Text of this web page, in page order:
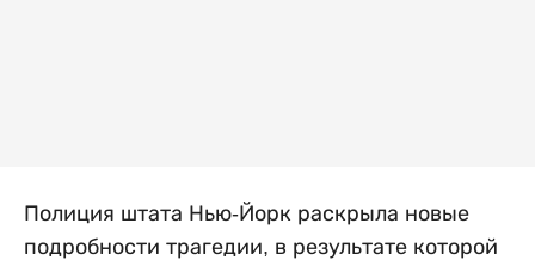
Полиция штата Нью-Йорк раскрыла новые
подробности трагедии, в результате которой